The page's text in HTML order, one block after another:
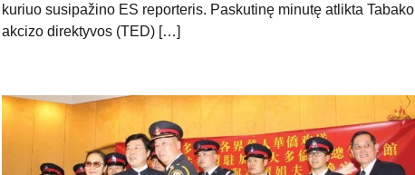
kuriuo susipažino ES reporteris. Paskutinę minutę atlikta Tabako
akcizo direktyvos (TED) […]